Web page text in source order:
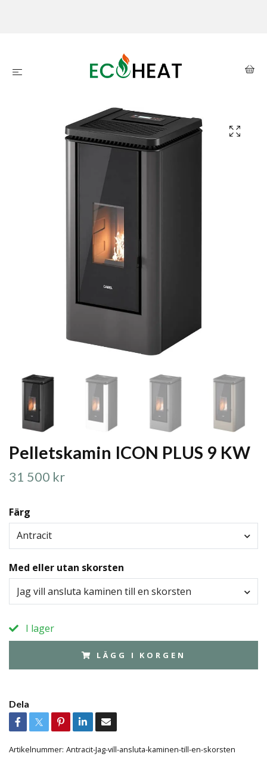
Pelletskamin ICON PLUS 9 KW
31 500 kr
Färg
Antracit
Med eller utan skorsten
Jag vill ansluta kaminen till en skorsten
I lager
LÄGG I KORGEN
Dela
Artikelnummer: Antracit-Jag-vill-ansluta-kaminen-till-en-skorsten